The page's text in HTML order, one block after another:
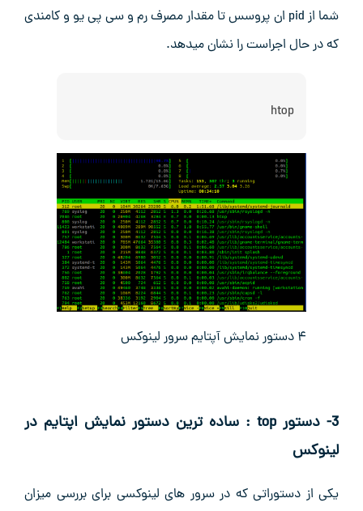
شما از pid ان پروسس تا مقدار مصرف رم و سی پی یو و کامندی
که در حال اجراست را نشان میدهد.
htop
۴ دستور نمایش آپتایم سرور لینوکس
3- دستور top : ساده ترین دستور نمایش اپتایم در
لینوکس
یکی از دستوراتی که در سرور های لینوکسی برای بررسی میزان